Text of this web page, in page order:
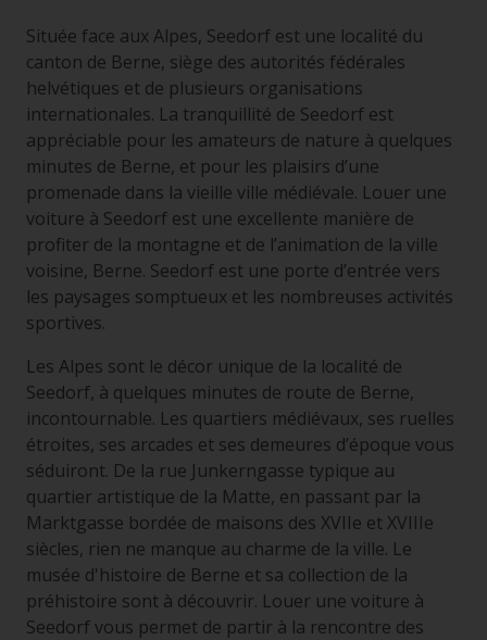
Située face aux Alpes, Seedorf est une localité du
canton de Berne, siège des autorités fédérales
helvétiques et de plusieurs organisations
internationales. La tranquillité de Seedorf est
appréciable pour les amateurs de nature à quelques
minutes de Berne, et pour les plaisirs d’une
promenade dans la vieille ville médiévale. Louer une
voiture à Seedorf est une excellente manière de
profiter de la montagne et de l’animation de la ville
voisine, Berne. Seedorf est une porte d’entrée vers
les paysages somptueux et les nombreuses activités
sportives.
Les Alpes sont le décor unique de la localité de
Seedorf, à quelques minutes de route de Berne,
incontournable. Les quartiers médiévaux, ses ruelles
étroites, ses arcades et ses demeures d’époque vous
séduiront. De la rue Junkerngasse typique au
quartier artistique de la Matte, en passant par la
Marktgasse bordée de maisons des XVIIe et XVIIIe
siècles, rien ne manque au charme de la ville. Le
musée d'histoire de Berne et sa collection de la
préhistoire sont à découvrir. Louer une voiture à
Seedorf vous permet de partir à la rencontre des